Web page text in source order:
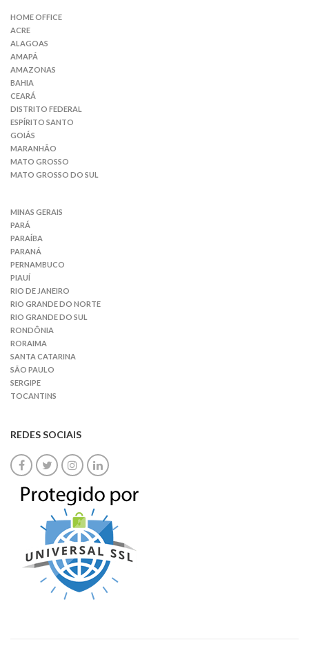
HOME OFFICE
ACRE
ALAGOAS
AMAPÁ
AMAZONAS
BAHIA
CEARÁ
DISTRITO FEDERAL
ESPÍRITO SANTO
GOIÁS
MARANHÃO
MATO GROSSO
MATO GROSSO DO SUL
MINAS GERAIS
PARÁ
PARAÍBA
PARANÁ
PERNAMBUCO
PIAUÍ
RIO DE JANEIRO
RIO GRANDE DO NORTE
RIO GRANDE DO SUL
RONDÔNIA
RORAIMA
SANTA CATARINA
SÃO PAULO
SERGIPE
TOCANTINS
REDES SOCIAIS